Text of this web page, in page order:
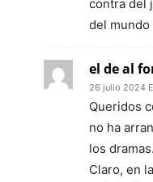
contra del
del
el de al
26 julio 2024
Queridos
no ha
los
Claro, en